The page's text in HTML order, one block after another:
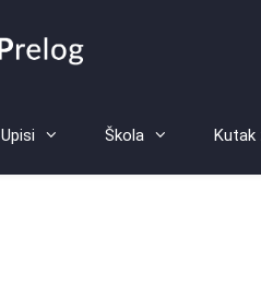
Upisi Škola Kutak